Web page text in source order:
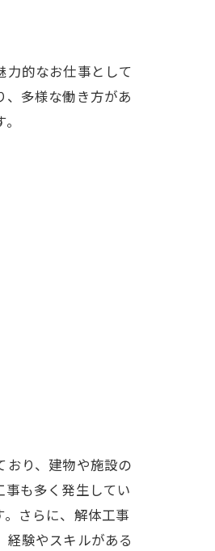
力的なお仕事として
多様な働き方があ
おり、建物や施設の
も多く発生してい
さらに、解体工事
験やスキルがある